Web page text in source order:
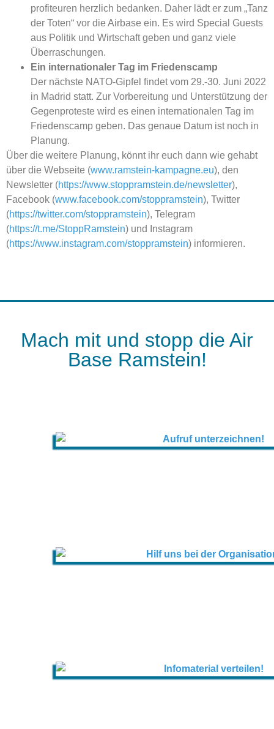
profiteuren herzlich bedanken. Daher lädt er zum „Tanz
der Toten“ vor die Airbase ein. Es wird Special Guests
aus Politik und Wirtschaft geben und ganz viele
Überraschungen.
Ein internationaler Tag im Friedenscamp
Der nächste NATO-Gipfel findet vom 29.-30. Juni 2022
in Madrid statt. Zur Vorbereitung und Unterstützung der
Gegenproteste wird es einen internationalen Tag im
Friedenscamp geben. Das genaue Datum ist noch in
Planung.
Über die weitere Planung, könnt ihr euch dann wie gehabt
über die Webseite (www.ramstein-kampagne.eu), den
Newsletter (https://www.stoppramstein.de/newsletter),
Facebook (www.facebook.com/stoppramstein), Twitter
(https://twitter.com/stoppramstein), Telegram
(https://t.me/StoppRamstein) und Instagram
(https://www.instagram.com/stoppramstein) informieren.
Mach mit und stopp die Air
Base Ramstein!